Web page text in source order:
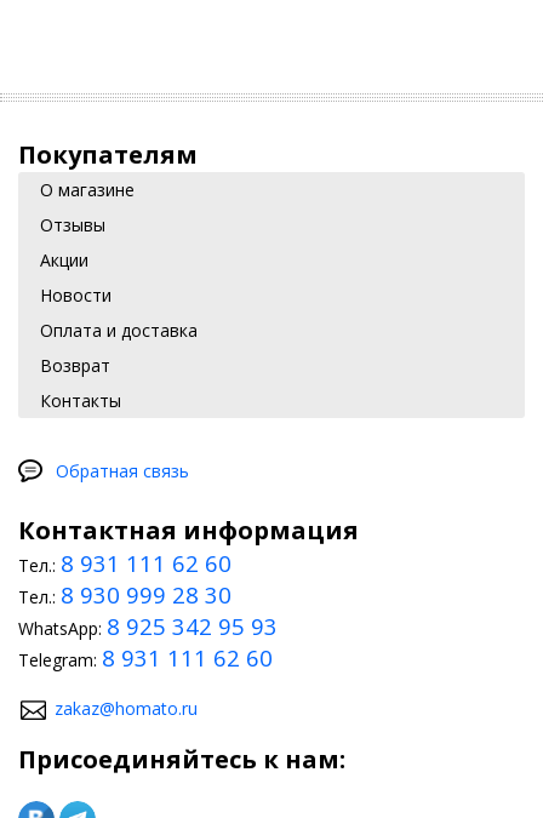
Покупателям
О магазине
Отзывы
Акции
Новости
Оплата и доставка
Возврат
Контакты
Обратная связь
Контактная информация
Тел.: 8 931 111 62 60
Тел.: 8 930 999 28 30
WhatsApp: 8 925 342 95 93
Telegram: 8 931 111 62 60
zakaz@homato.ru
Присоединяйтесь к нам: